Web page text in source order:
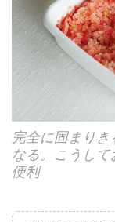
完全に固まり
なる。こうし
便利